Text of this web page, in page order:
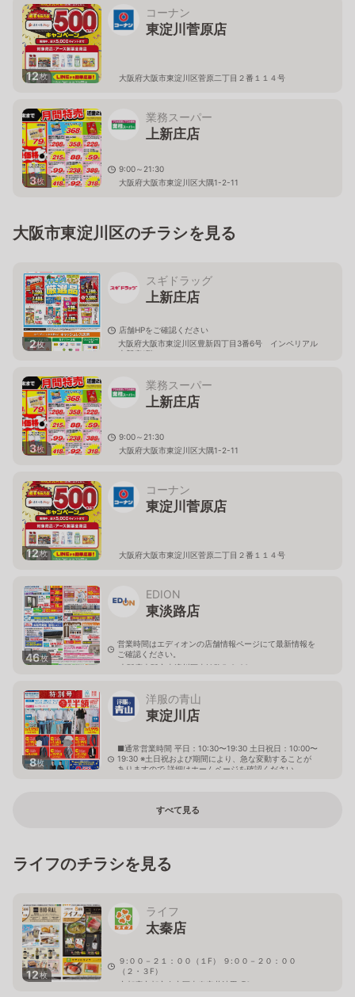
12枚
コーナン
東淀川菅原店
大阪府大阪市東淀川区菅原二丁目２番１１４号
3枚
業務スーパー
上新庄店
9:00～21:30
大阪府大阪市東淀川区大隅1-2-11
大阪市東淀川区のチラシを見る
2枚
スギドラッグ
上新庄店
店舗HPをご確認ください
大阪府大阪市東淀川区豊新四丁目3番6号 インペリアル
上新庄1階
3枚
業務スーパー
上新庄店
9:00～21:30
大阪府大阪市東淀川区大隅1-2-11
12枚
コーナン
東淀川菅原店
大阪府大阪市東淀川区菅原二丁目２番１１４号
46枚
EDION
東淡路店
営業時間はエディオンの店舗情報ページにて最新情報を
ご確認ください。
大阪府大阪市東淀川区東淡路5-8-20
8枚
洋服の青山
東淀川店
■通常営業時間 平日：10:30〜19:30 土日祝日：10:00〜
19:30 ※土日祝および期間により、急な変動することが
ありますので 詳細はホームページを確認ください
すべて見る
ライフのチラシを見る
12枚
ライフ
太秦店
９:００－２１：００（１F） ９:００－２０：００
（２・３F）
京都府京都市右京区太秦安井池田町6